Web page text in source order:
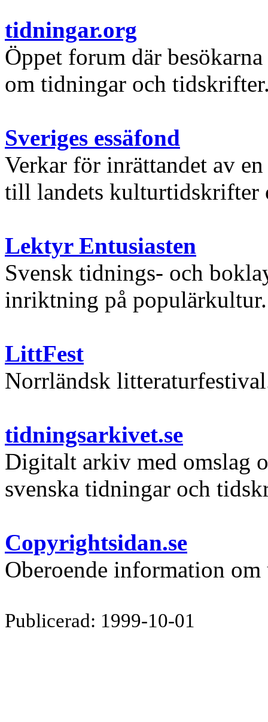
tidningar.org
Öppet forum där
om tidningar och
Sveriges essäfond
Verkar för inrättandet av
till landets kulturtidskrifter
Lektyr Entusiasten
Svensk tidnings- och
inriktning på populärkultur.
LittFest
Norrländsk
tidningsarkivet.se
Digitalt arkiv med omslag
svenska tidningar och
Copyrightsidan.se
Oberoende information
Publicerad: 1999-10-01